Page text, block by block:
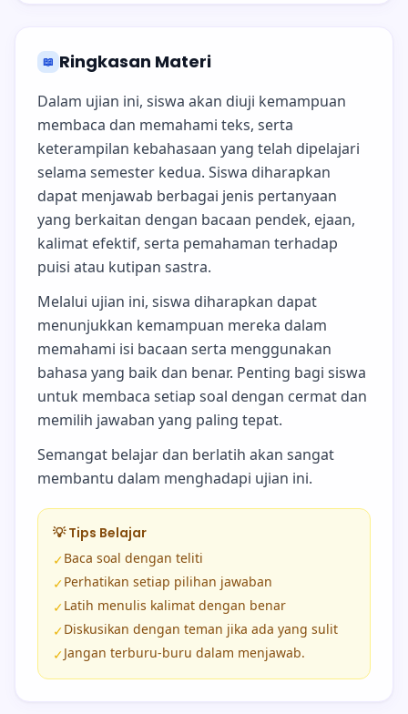
📖 Ringkasan Materi
Dalam ujian ini, siswa akan diuji kemampuan
membaca dan memahami teks, serta
keterampilan kebahasaan yang telah dipelajari
selama semester kedua. Siswa diharapkan
dapat menjawab berbagai jenis pertanyaan
yang berkaitan dengan bacaan pendek, ejaan,
kalimat efektif, serta pemahaman terhadap
puisi atau kutipan sastra.
Melalui ujian ini, siswa diharapkan dapat
menunjukkan kemampuan mereka dalam
memahami isi bacaan serta menggunakan
bahasa yang baik dan benar. Penting bagi siswa
untuk membaca setiap soal dengan cermat dan
memilih jawaban yang paling tepat.
Semangat belajar dan berlatih akan sangat
membantu dalam menghadapi ujian ini.
💡 Tips Belajar
✓Baca soal dengan teliti
✓Perhatikan setiap pilihan jawaban
✓Latih menulis kalimat dengan benar
✓Diskusikan dengan teman jika ada yang sulit
✓Jangan terburu-buru dalam menjawab.